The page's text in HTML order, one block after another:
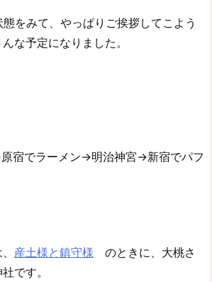
をみて、やっぱりご挨拶してこよう
な予定になりました。
宿でラーメン→明治神宮→新宿でパフ
産土様と鎮守様 のときに、大桃さ
です。